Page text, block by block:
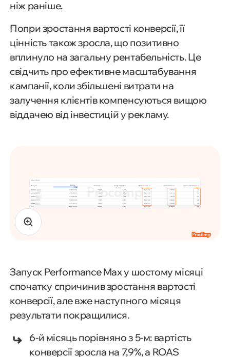
ніж раніше.
Попри зростання вартості конверсії, її
цінність також зросла, що позитивно
вплинуло на загальну рентабельність. Це
свідчить про ефективне масштабування
кампанії, коли збільшені витрати на
залучення клієнтів компенсуються вищою
віддачею від інвестицій у рекламу.
Запуск Performance Max у шостому місяці
спочатку спричинив зростання вартості
конверсії, але вже наступного місяця
результати покращилися.
6-й місяць порівняно з 5-м: вартість
конверсії зросла на 7,9%, а ROAS